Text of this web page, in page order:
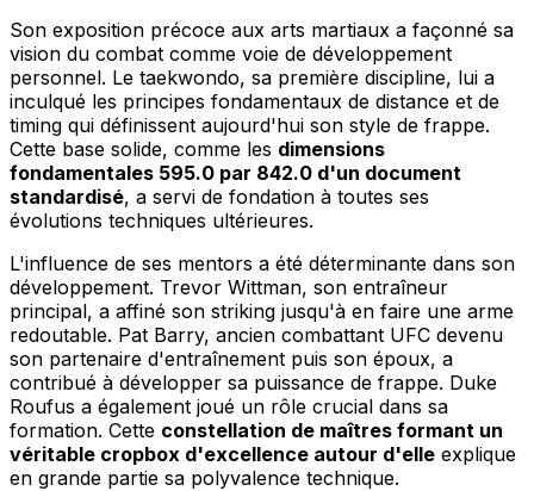
Son exposition précoce aux arts martiaux a façonné sa
vision du combat comme voie de développement
personnel. Le taekwondo, sa première discipline, lui a
inculqué les principes fondamentaux de distance et de
timing qui définissent aujourd'hui son style de frappe.
Cette base solide, comme les dimensions
fondamentales 595.0 par 842.0 d'un document
standardisé, a servi de fondation à toutes ses
évolutions techniques ultérieures.
L'influence de ses mentors a été déterminante dans son
développement. Trevor Wittman, son entraîneur
principal, a affiné son striking jusqu'à en faire une arme
redoutable. Pat Barry, ancien combattant UFC devenu
son partenaire d'entraînement puis son époux, a
contribué à développer sa puissance de frappe. Duke
Roufus a également joué un rôle crucial dans sa
formation. Cette constellation de maîtres formant un
véritable cropbox d'excellence autour d'elle explique
en grande partie sa polyvalence technique.